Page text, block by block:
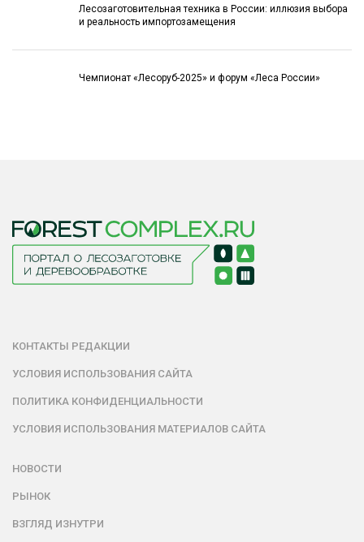
Лесозаготовительная техника в России: иллюзия выбора
и реальность импортозамещения
Чемпионат «Лесоруб-2025» и форум «Леса России»
КОНТАКТЫ РЕДАКЦИИ
УСЛОВИЯ ИСПОЛЬЗОВАНИЯ САЙТА
ПОЛИТИКА КОНФИДЕНЦИАЛЬНОСТИ
УСЛОВИЯ ИСПОЛЬЗОВАНИЯ МАТЕРИАЛОВ САЙТА
НОВОСТИ
РЫНОК
ВЗГЛЯД ИЗНУТРИ